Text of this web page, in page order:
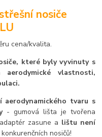
nosiče
cena/kvalita.
které byly vyvinuty s
vlastnosti,
aerodynamického tvaru s
- gumová lišta je tvořena
zasune a lištu není
nosičů!